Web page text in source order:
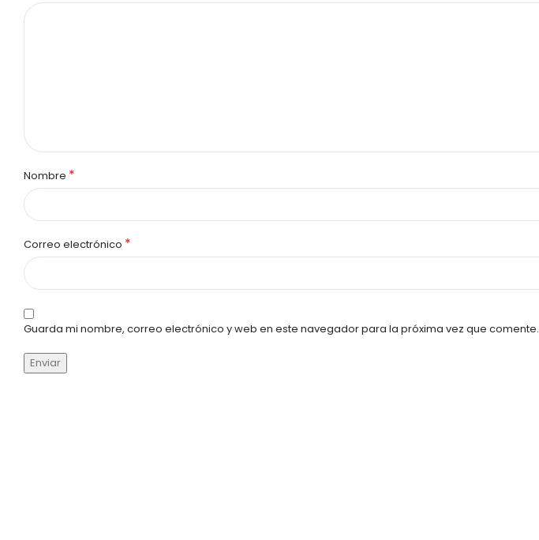
Nombre *
Correo electrónico *
Guarda mi nombre, correo electrónico y web en este navegador para la próxima vez que comente.